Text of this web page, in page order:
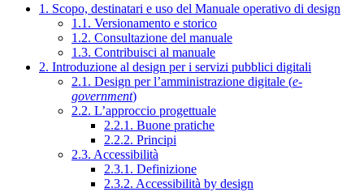
1. Scopo, destinatari e uso del Manuale operativo di design
1.1. Versionamento e storico
1.2. Consultazione del manuale
1.3. Contribuisci al manuale
2. Introduzione al design per i servizi pubblici digitali
2.1. Design per l’amministrazione digitale (e-
government)
2.2. L’approccio progettuale
2.2.1. Buone pratiche
2.2.2. Principi
2.3. Accessibilità
2.3.1. Definizione
2.3.2. Accessibilità by design